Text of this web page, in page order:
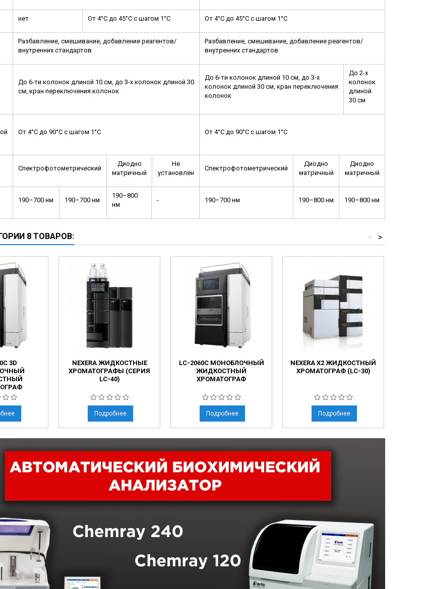
нет От 4°C до 45°C с шагом 1°C От 4°C до 45°C с шагом 1°C
Разбавление, смешивание, добавление реагентов/
внутренних стандартов
Разбавление, смешивание, добавление реагентов/
внутренних стандартов
До 6-ти колонок длиной 10 см, до 3-х колонок длиной 30
см, кран переключения колонок
До 6-ти колонок длиной 10 см, до 3-х
колонок длиной 30 см, кран переключения
колонок
До 2-х
колонок
длиной
30 см
От 4°C до 90°C с шагом 1°C От 4°C до 90°C с шагом 1°C
Спектрофотометрический
Диодно
матричный
Не
установлен
Спектрофотометрический
Диодно
матричный
Диодно
матричный
190–700 нм 190–700 нм
190–800
нм
- 190–700 нм 190–800 нм 190–800 нм
8 ТОВАРОВ: >
<
3D
NEXERA ЖИДКОСТНЫЕ
ХРОМАТОГРАФЫ (СЕРИЯ
LC-40)
Подробнее
LC-2060C МОНОБЛОЧНЫЙ
ЖИДКОСТНЫЙ
ХРОМАТОГРАФ
Подробнее
NEXERA X2 ЖИДКОСТНЫЙ
ХРОМАТОГРАФ (LC-30)
Подробнее